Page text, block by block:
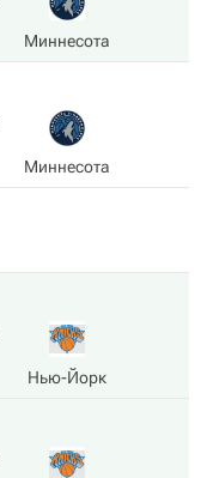
Миннесота
Миннесота
Нью-Йорк